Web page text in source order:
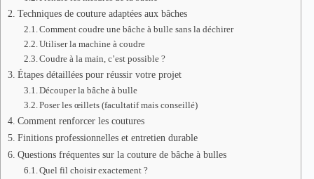
Techniques de couture adaptées aux bâches
Comment coudre une bâche à bulle sans la déchirer
Utiliser la machine à coudre
Coudre à la main, c’est possible ?
Étapes détaillées pour réussir votre projet
Découper la bâche à bulle
Poser les œillets (facultatif mais conseillé)
Comment renforcer les coutures
Finitions professionnelles et entretien durable
Questions fréquentes sur la couture de bâche à bulles
Quel fil choisir exactement ?